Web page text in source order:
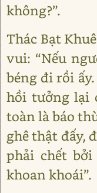
không?”.
Thác Bạt
vui: “Nếu
béng đi rồi
hồi tưởng lại
toàn là báo
ghê thật đấy,
phải chết
khoan khoái”.